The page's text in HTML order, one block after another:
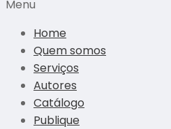
Menu
Home
Quem somos
Serviços
Autores
Catálogo
Publique